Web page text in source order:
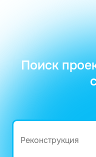
Поиск